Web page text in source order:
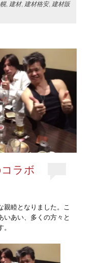
, 建材, 建材格安, 建材販
ラボ
親睦となりました。こ
いあい、多くの方々と